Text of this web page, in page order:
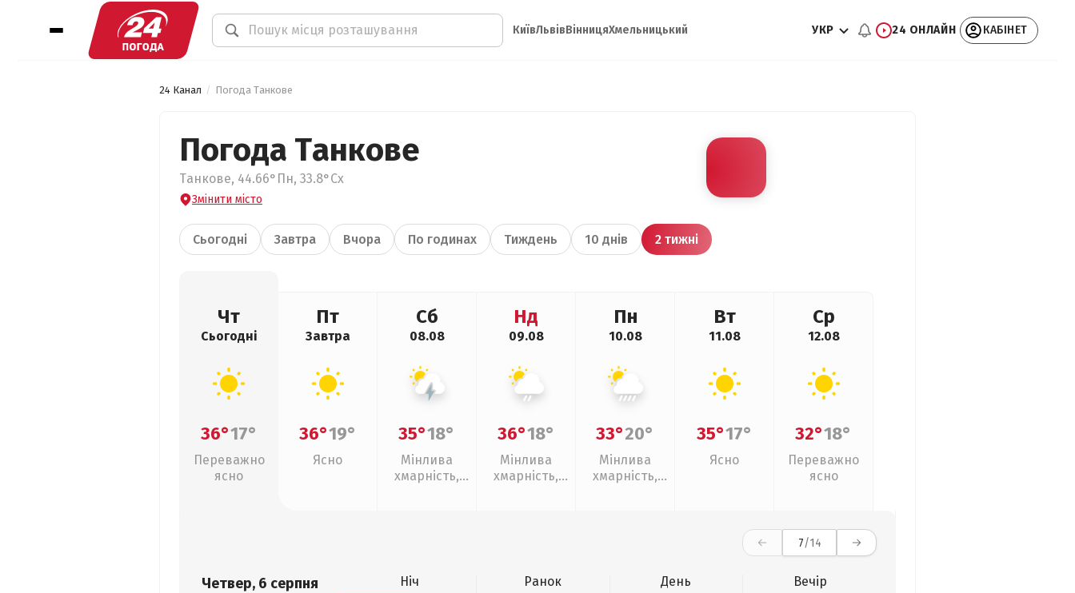
КиївЛьвівВінницяХмельницький УКР 24 ОНЛАЙН КАБІНЕТ
24 Канал Погода Танкове
Погода Танкове
Танкове, 44.66°Пн, 33.8°Сх
Змінити місто
Сьогодні Завтра Вчора По годинах Тиждень 10 днів 2 тижні
Чт
Сьогодні
36°17°
Переважно
ясно
Пт
Завтра
36°19°
Ясно
Сб
08.08
35°18°
Мінлива
хмарність,
Нд
09.08
36°18°
Мінлива
хмарність,
Пн
10.08
33°20°
Мінлива
хмарність,
Вт
11.08
35°17°
Ясно
Ср
12.08
32°18°
Переважно
ясно
7/14
Четвер, 6 серпня Ніч Ранок День
Вечір